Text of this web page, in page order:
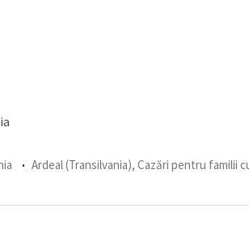
Ardeal (Transilvania), Cazări pentru familii